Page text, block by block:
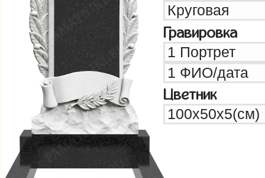
Гравировка
Цветник